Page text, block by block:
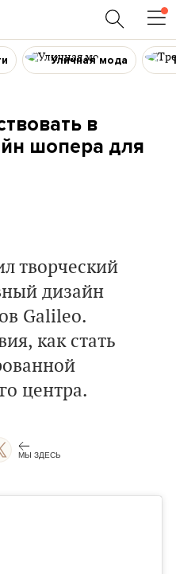
Уличная мода
в
шопера для
творческий
дизайн
Galileo.
как стать
центра.
МЫ ЗДЕСЬ